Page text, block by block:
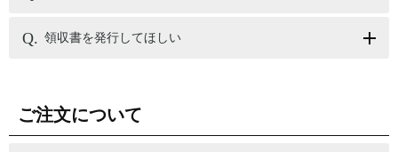
領収書を発行してほしい
ご注文について